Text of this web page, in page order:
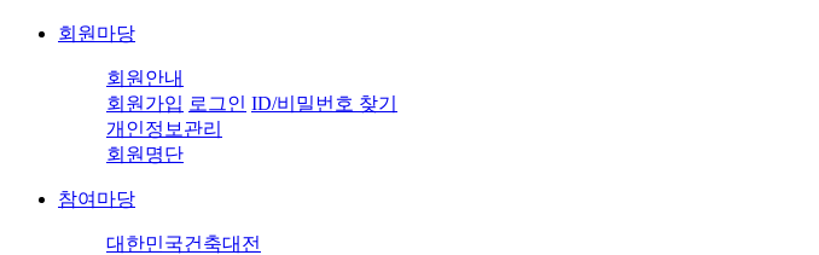
회원마당
회원안내
회원가입 로그인 ID/비밀번호 찾기
개인정보관리
회원명단
참여마당
대한민국건축대전